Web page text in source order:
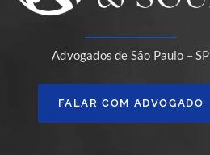
Advogados de São Paulo – SP
FALAR COM ADVOGADO